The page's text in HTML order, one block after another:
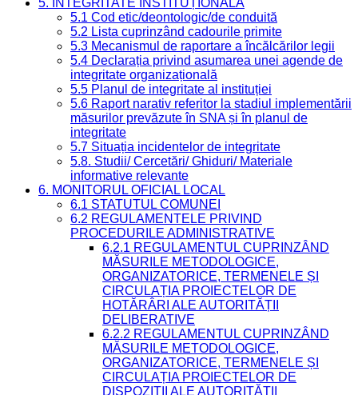
5. INTEGRITATE INSTITUȚIONALĂ
5.1 Cod etic/deontologic/de conduită
5.2 Lista cuprinzând cadourile primite
5.3 Mecanismul de raportare a încălcărilor legii
5.4 Declarația privind asumarea unei agende de
integritate organizațională
5.5 Planul de integritate al instituției
5.6 Raport narativ referitor la stadiul implementării
măsurilor prevăzute în SNA și în planul de
integritate
5.7 Situația incidentelor de integritate
5.8. Studii/ Cercetări/ Ghiduri/ Materiale
informative relevante
6. MONITORUL OFICIAL LOCAL
6.1 STATUTUL COMUNEI
6.2 REGULAMENTELE PRIVIND
PROCEDURILE ADMINISTRATIVE
6.2.1 REGULAMENTUL CUPRINZÂND
MĂSURILE METODOLOGICE,
ORGANIZATORICE, TERMENELE ȘI
CIRCULAȚIA PROIECTELOR DE
HOTĂRÂRI ALE AUTORITĂȚII
DELIBERATIVE
6.2.2 REGULAMENTUL CUPRINZÂND
MĂSURILE METODOLOGICE,
ORGANIZATORICE, TERMENELE ȘI
CIRCULAȚIA PROIECTELOR DE
DISPOZIȚII ALE AUTORITĂȚII